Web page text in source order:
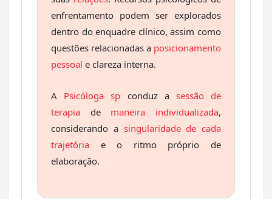
enfrentamento podem ser explorados
dentro do enquadre clínico, assim como
questões relacionadas a posicionamento
pessoal e clareza interna.
A Psicóloga sp conduz a sessão de
terapia de maneira individualizada,
considerando a singularidade de cada
trajetória e o ritmo próprio de
elaboração.